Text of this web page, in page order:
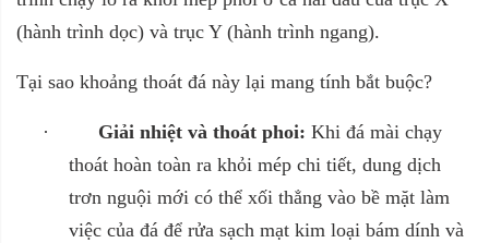
(hành trình dọc) và trục Y (hành trình ngang).
Tại sao khoảng thoát đá này lại mang tính bắt buộc?
· Giải nhiệt và thoát phoi: Khi đá mài chạy
thoát hoàn toàn ra khỏi mép chi tiết, dung dịch
trơn nguội mới có thể xối thẳng vào bề mặt làm
việc của đá để rửa sạch mạt kim loại bám dính và